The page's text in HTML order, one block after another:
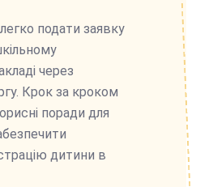
подати заявку
через
Крок за кроком
поради для
дитини в